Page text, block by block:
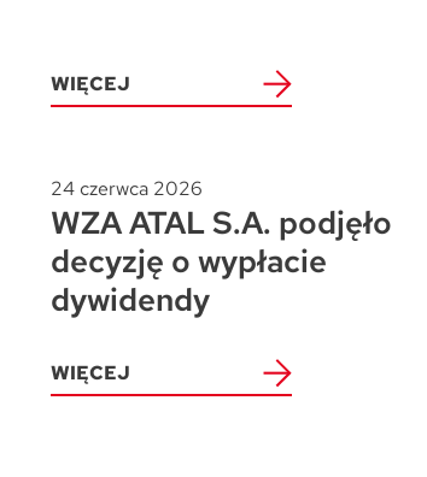
WIĘCEJ
24 czerwca 2026
WZA ATAL S.A. podjęło
decyzję o wypłacie
dywidendy
WIĘCEJ